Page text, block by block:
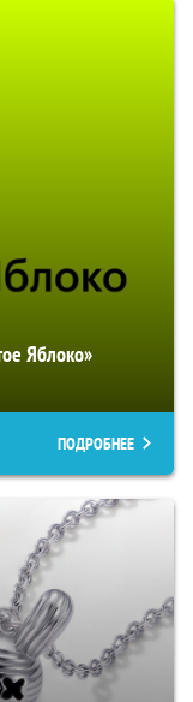
Яблоко»
ПОДРОБНЕЕ